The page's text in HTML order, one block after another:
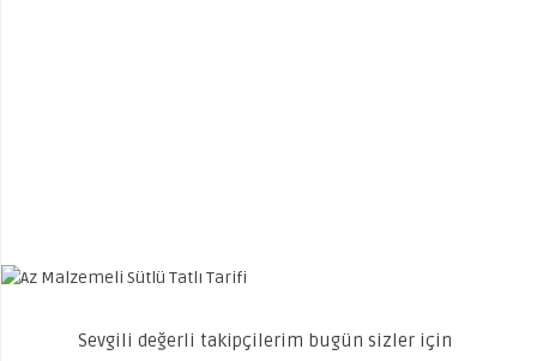
Sevgili değerli takipçilerim bugün sizler için